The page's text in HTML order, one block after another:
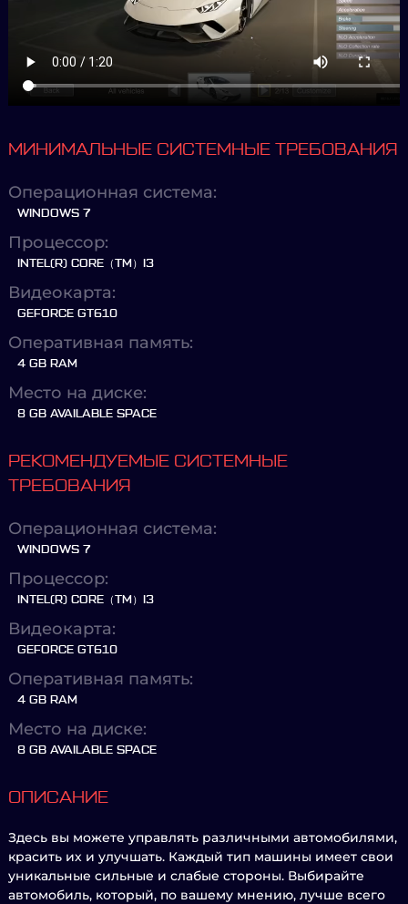
МИНИМАЛЬНЫЕ СИСТЕМНЫЕ ТРЕБОВАНИЯ
Операционная система:
WINDOWS 7
Процессор:
INTEL(R) CORE（TM）I3
Видеокарта:
GEFORCE GT610
Оперативная память:
4 GB RAM
Место на диске:
8 GB AVAILABLE SPACE
РЕКОМЕНДУЕМЫЕ СИСТЕМНЫЕ
ТРЕБОВАНИЯ
Операционная система:
WINDOWS 7
Процессор:
INTEL(R) CORE（TM）I3
Видеокарта:
GEFORCE GT610
Оперативная память:
4 GB RAM
Место на диске:
8 GB AVAILABLE SPACE
ОПИСАНИЕ
Здесь вы можете управлять различными автомобилями,
красить их и улучшать. Каждый тип машины имеет свои
уникальные сильные и слабые стороны. Выбирайте
автомобиль, который, по вашему мнению, лучше всего